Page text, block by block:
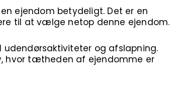
ejendom betydeligt. Det er en
til at vælge netop denne ejendom.
og afslapning.
hvor tætheden af ​​ejendomme er